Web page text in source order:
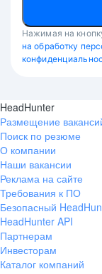
Нажимая на
на обработку
HeadHunter
Размещение
Поиск по резюме
О компании
Наши вакансии
Реклама на сайте
Требования к ПО
Безопасный
HeadHunter API
Партнерам
Инвесторам
Каталог компаний